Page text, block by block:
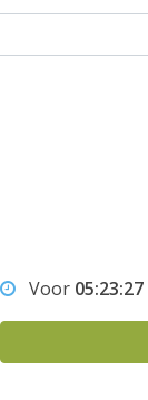
Voor 05:23:27